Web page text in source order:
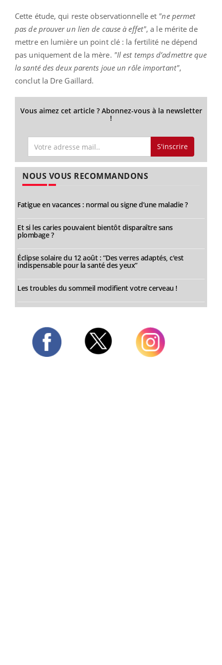
Cette étude, qui reste observationnelle et "ne permet
pas de prouver un lien de cause à effet", a le mérite de
mettre en lumière un point clé : la fertilité ne dépend
pas uniquement de la mère. "Il est temps d’admettre que
la santé des deux parents joue un rôle important",
conclut la Dre Gaillard.
Vous aimez cet article ? Abonnez-vous à la newsletter
!
S'inscrire
NOUS VOUS RECOMMANDONS
Fatigue en vacances : normal ou signe d’une maladie ?
Et si les caries pouvaient bientôt disparaître sans
plombage ?
Éclipse solaire du 12 août : “Des verres adaptés, c'est
indispensable pour la santé des yeux”
Les troubles du sommeil modifient votre cerveau !